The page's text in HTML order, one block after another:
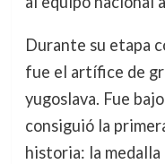
Durante su etapa
fue el artífice de
yugoslava. Fue
consiguió la
historia: la